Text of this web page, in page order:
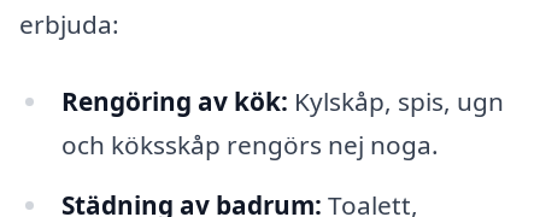
erbjuda:
Rengöring av kök: Kylskåp, spis, ugn
och köksskåp rengörs nej noga.
Städning av badrum: Toalett,